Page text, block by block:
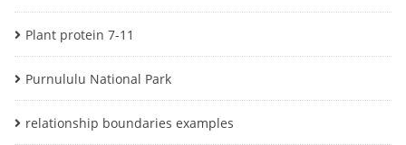
Plant protein 7-11
Purnululu National Park
relationship boundaries examples